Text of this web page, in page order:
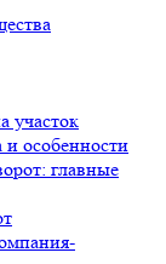
участок
особенности
главные